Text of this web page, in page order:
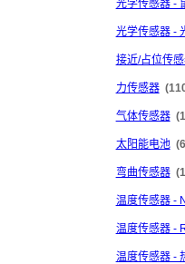
光学传感器 -
光学传感器 -
接近/占位传
力传感器
气体传感器
太阳能电池
弯曲传感器
温度传感器 -
温度传感器 -
温度传感器 -